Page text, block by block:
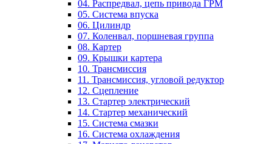
04. Распредвал, цепь привода ГРМ
05. Система впуска
06. Цилиндр
07. Коленвал, поршневая группа
08. Картер
09. Крышки картера
10. Трансмиссия
11. Трансмиссия, угловой редуктор
12. Сцепление
13. Стартер электрический
14. Стартер механический
15. Система смазки
16. Система охлаждения